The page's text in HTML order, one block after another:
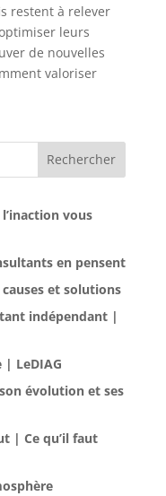
restent à relever
leurs
de nouvelles
valoriser
Rechercher
vous
en pensent
et solutions
indépendant |
| LeDIAG
évolution et ses
| Ce qu’il faut